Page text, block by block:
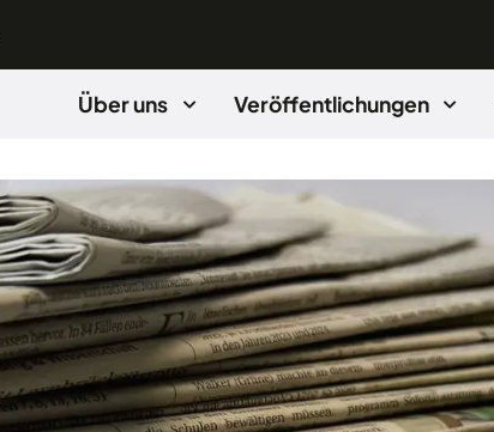
Über uns Veröffentlichungen